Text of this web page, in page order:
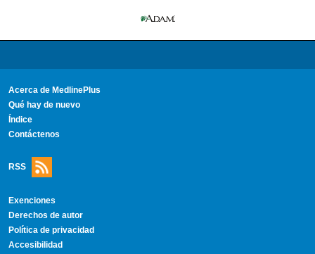
Acerca de MedlinePlus
Qué hay de nuevo
Índice
Contáctenos
RSS
Exenciones
Derechos de autor
Política de privacidad
Accesibilidad